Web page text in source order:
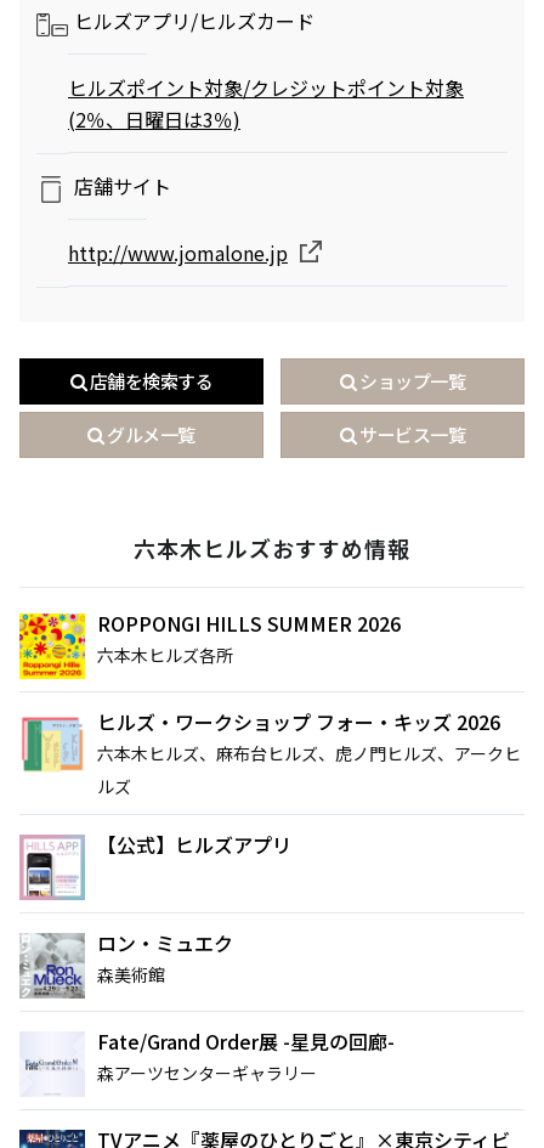
サイト内検索
ヒルズアプリ/ヒルズカード
ヒルズポイント対象/クレジットポイント対象
(2％、日曜日は3％)
店舗サイト
http://www.jomalone.jp
店舗を検索する ショップ一覧
グルメ一覧 サービス一覧
六本木ヒルズおすすめ情報
ROPPONGI HILLS SUMMER 2026
六本木ヒルズ各所
ヒルズ・ワークショップ フォー・キッズ 2026
六本木ヒルズ、麻布台ヒルズ、虎ノ門ヒルズ、アークヒ
ルズ
【公式】ヒルズアプリ
ロン・ミュエク
森美術館
Fate/Grand Order展 -星見の回廊-
森アーツセンターギャラリー
TVアニメ『薬屋のひとりごと』×東京シティビ